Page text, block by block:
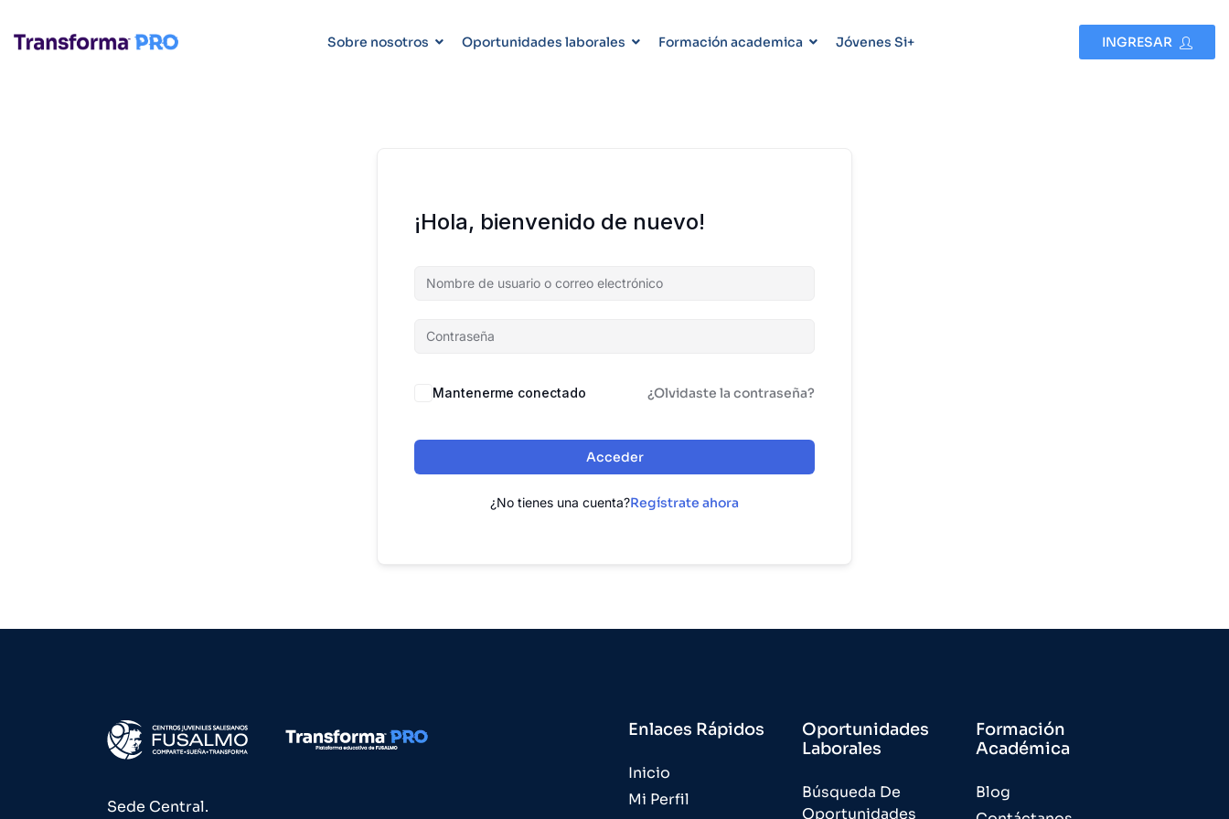
Sobre nosotros Oportunidades laborales Formación academica Jóvenes Si+ INGRESAR
¡Hola, bienvenido de nuevo!
Mantenerme conectado ¿Olvidaste la contraseña?
Acceder
¿No tienes una cuenta?Regístrate ahora
Sede Central.
Enlaces Rápidos
Inicio
Mi Perfil
Oportunidades
Laborales
Búsqueda De
Oportunidades
Formación
Académica
Blog